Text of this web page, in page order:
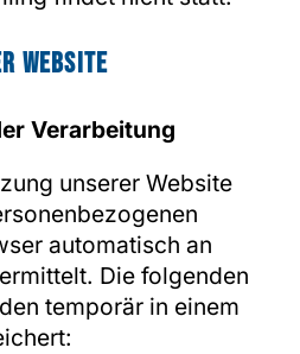
Website
Verarbeitung
unserer Website
automatisch an
Die folgenden
temporär in einem